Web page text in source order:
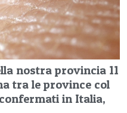
nostra provincia 11
tra le province col
in Italia,